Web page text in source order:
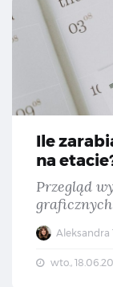
Ile
na
Przegląd
Aleksandra
wto.,